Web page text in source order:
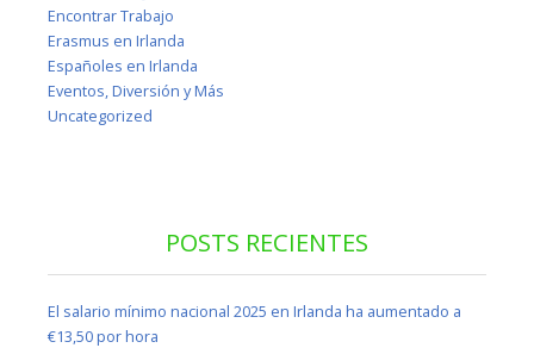
Encontrar Trabajo
Erasmus en Irlanda
Españoles en Irlanda
Eventos, Diversión y Más
Uncategorized
POSTS RECIENTES
El salario mínimo nacional 2025 en Irlanda ha aumentado a
€13,50 por hora